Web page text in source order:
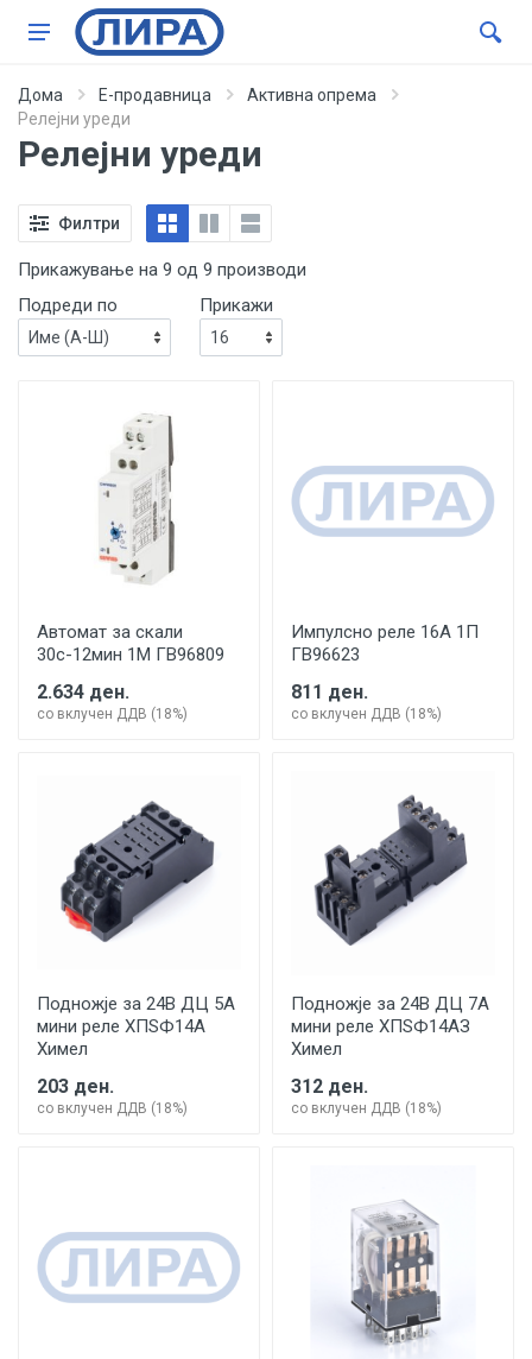
Дома Е-продавница
Активна опрема
Релејни уреди
Релејни уреди
Филтри
Прикажување на 9 од 9 производи
Подреди по
Прикажи
Автомат за скали
30с-12мин 1М ГВ96809
2.634 ден.
со вклучен ДДВ (18%)
Импулсно реле 16А 1П
ГВ96623
811 ден.
со вклучен ДДВ (18%)
Подножје за 24В ДЦ 5А
мини реле ХПЅФ14А
Химел
203 ден.
со вклучен ДДВ (18%)
Подножје за 24В ДЦ 7А
мини реле ХПЅФ14АЗ
Химел
312 ден.
со вклучен ДДВ (18%)